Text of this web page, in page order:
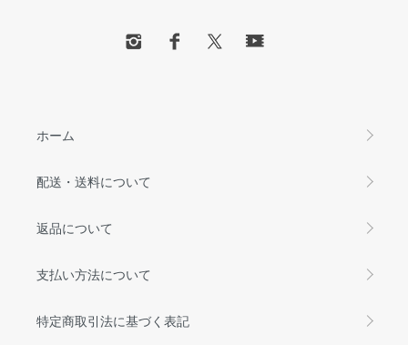
ホーム
配送・送料について
返品について
支払い方法について
特定商取引法に基づく表記